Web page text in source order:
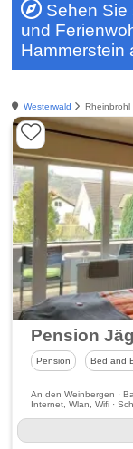
Sehen Sie
und
Hammerstein
Westerwald Rheinbrohl
Pension
Pension Bed and
An den Weinbergen ·
Internet, Wlan, Wifi ·